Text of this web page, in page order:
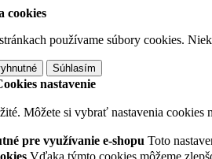
cookies
používame súbory cookies.
Súhlasím
nastavenie
Môžete si vybrať nastavenia cookies
pre využívanie e-shopu Toto
Vďaka týmto cookies môžeme